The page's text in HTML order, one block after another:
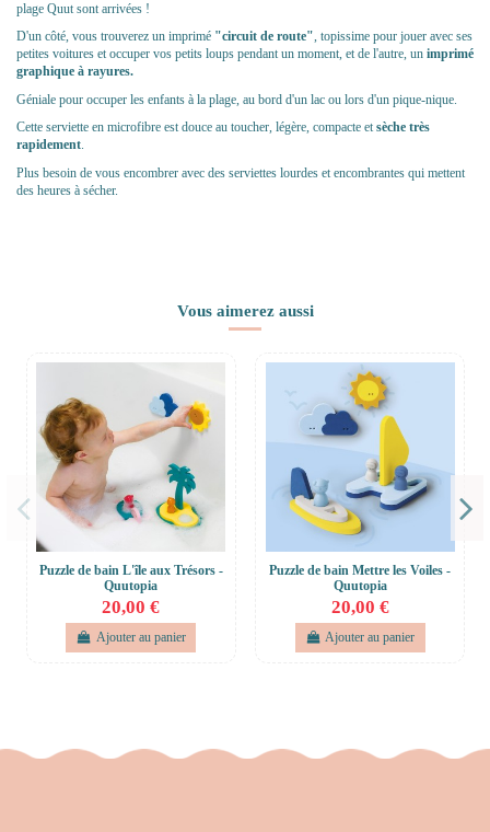
plage Quut sont arrivées !
D'un côté, vous trouverez un imprimé "circuit de route", topissime pour jouer avec ses
petites voitures et occuper vos petits loups pendant un moment, et de l'autre, un imprimé
graphique à rayures.
Géniale pour occuper les enfants à la plage, au bord d'un lac ou lors d'un pique-nique.
Cette serviette en microfibre est douce au toucher, légère, compacte etsèche très
rapidement.
Plus besoin de vous encombrer avec des serviettes lourdes et encombrantes qui mettent
des heures à sécher.
Vous aimerez aussi
Puzzle de bain L'île aux Trésors -
Quutopia
20,00 €
Ajouter au panier
Puzzle de bain Mettre les Voiles -
Quutopia
20,00 €
Ajouter au panier